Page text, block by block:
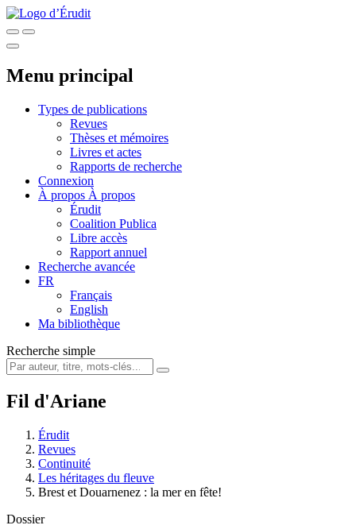
Menu principal
Types de publications
Revues
Thèses et mémoires
Livres et actes
Rapports de recherche
Connexion
À propos À propos
Érudit
Coalition Publica
Libre accès
Rapport annuel
Recherche avancée
FR
Français
English
Ma bibliothèque
Recherche simple
Fil d'Ariane
Érudit
Revues
Continuité
Les héritages du fleuve
Brest et Douarnenez : la mer en fête!
Dossier